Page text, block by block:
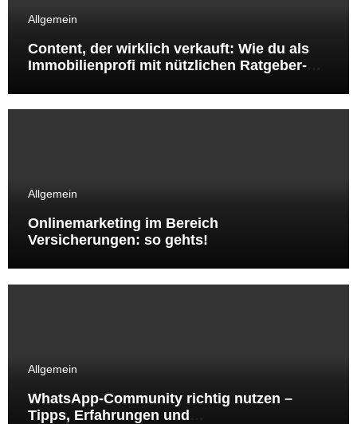
Allgemein
Content, der wirklich verkauft: Wie du als
Immobilienprofi mit nützlichen Ratgeber-
gewinnst
Allgemein
Onlinemarketing im Bereich
Versicherungen: so gehts!
Allgemein
WhatsApp-Community richtig nutzen –
Tipps, Erfahrungen und